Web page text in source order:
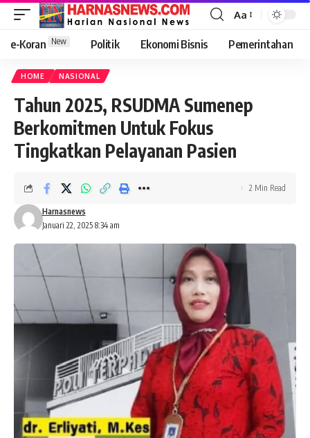
Aa
e-Koran New Politik Ekonomi Bisnis Pemerintahan
HOME NASIONAL
Tahun 2025, RSUDMA Sumenep
Berkomitmen Untuk Fokus
Tingkatkan Pelayanan Pasien
Januari 22, 2025 8:34 am
Harnasnews
2 Min Read